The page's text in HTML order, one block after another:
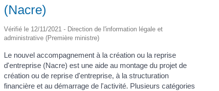
(Nacre)
Vérifié le 12/11/2021 - Direction de l'information légale et
administrative (Première ministre)
Le nouvel accompagnement à la création ou la reprise
d'entreprise (Nacre) est une aide au montage du projet de
création ou de reprise d'entreprise, à la structuration
financière et au démarrage de l'activité. Plusieurs catégories